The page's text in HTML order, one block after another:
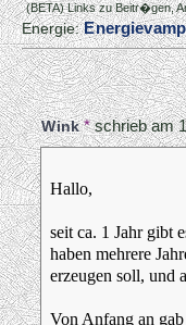
(BETA) Links zu Beitr�gen,
Energie:
Wink*schrieb am
Hallo,
seit ca. 1 Jahr gibt
haben mehrere
erzeugen soll, und
Von Anfang an